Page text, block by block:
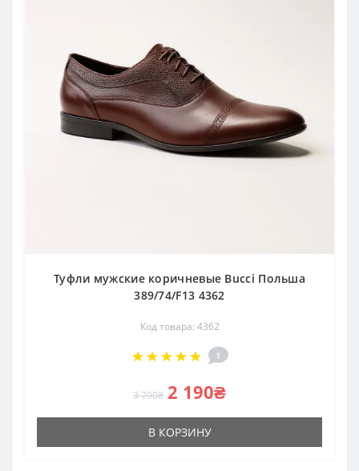
Туфли мужские коричневые Bucci Польша
389/74/F13 4362
Код товара: 4362
1
3 790₴ 2 190₴
В КОРЗИНУ